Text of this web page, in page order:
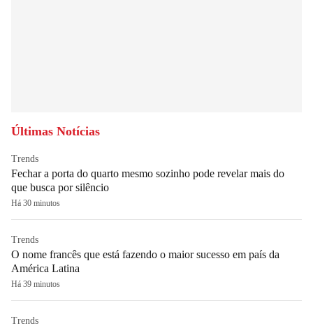
Últimas Notícias
Trends
Fechar a porta do quarto mesmo sozinho pode revelar mais do
que busca por silêncio
Há 30 minutos
Trends
O nome francês que está fazendo o maior sucesso em país da
América Latina
Há 39 minutos
Trends